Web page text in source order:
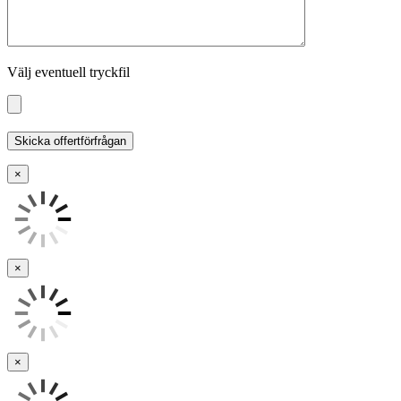
Välj eventuell tryckfil
×
×
×